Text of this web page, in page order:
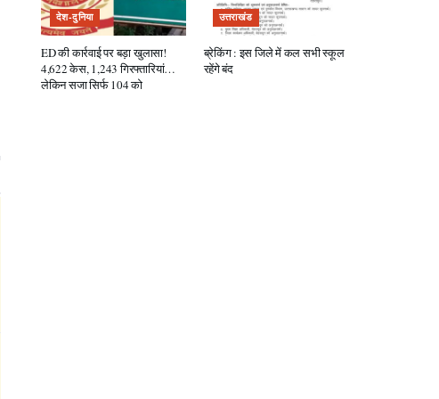
देश-दुनिया
ED की कार्रवाई पर बड़ा खुलासा!
4,622 केस, 1,243 गिरफ्तारियां…
लेकिन सजा सिर्फ 104 को
उत्तराखंड
ब्रेकिंग : इस जिले में कल सभी स्कूल
रहेंगे बंद